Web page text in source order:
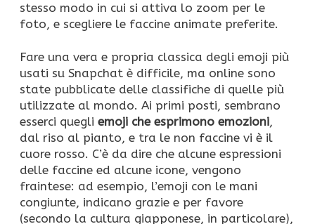
stesso modo in cui si attiva lo zoom per le
foto, e scegliere le faccine animate preferite.
Fare una vera e propria classica degli emoji più
usati su Snapchat è difficile, ma online sono
state pubblicate delle classifiche di quelle più
utilizzate al mondo. Ai primi posti, sembrano
esserci quegli emoji che esprimono emozioni,
dal riso al pianto, e tra le non faccine vi è il
cuore rosso. C’è da dire che alcune espressioni
delle faccine ed alcune icone, vengono
fraintese: ad esempio, l’emoji con le mani
congiunte, indicano grazie e per favore
(secondo la cultura giapponese, in particolare),